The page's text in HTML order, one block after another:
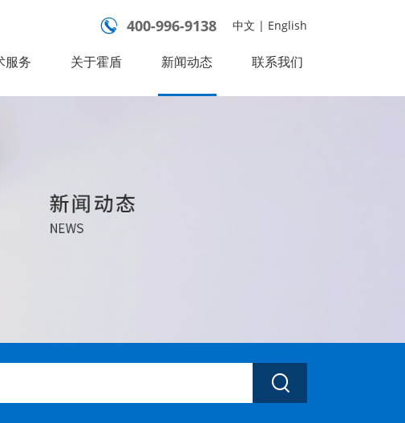
服务 关于霍盾 新闻动态 联系我们
 400-996-9138 中文 | English
